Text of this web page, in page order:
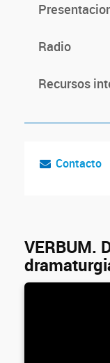
Radio
Recursos
Contacto
VERBUM.